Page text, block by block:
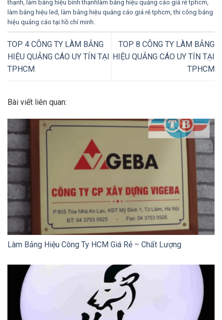
thạnh
làm bảng hiệu bình thạnhlàm bảng hiệu quảng cáo giá rẻ tphcm
làm bảng hiệu led
làm bảng hiệu quảng cáo giá rẻ tphcm ,thi công bảng
hiệu quảng cáo tại hồ chí minh
TOP 4 CÔNG TY LÀM BẢNG
HIỆU QUẢNG CÁO UY TÍN TẠI
TPHCM
TOP 8 CÔNG TY LÀM BẢNG
HIỆU QUẢNG CÁO UY TÍN TẠI
TPHCM
Bài viết liên quan:
Làm Bảng Hiệu Công Ty HCM Giá Rẻ – Chất Lượng